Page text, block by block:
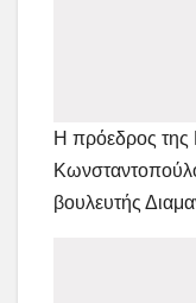
Η πρόεδρος της
βουλευτής